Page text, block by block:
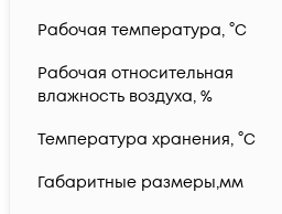
Рабочая температура, °С
Рабочая относительная
влажность воздуха, %
Температура хранения, °С
Габаритные размеры,мм